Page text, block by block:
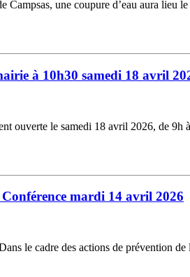
Campsas, une coupure d’eau aura
à 10h30 samedi 18 avril
ouverte le samedi 18 avril 2026, de
mardi 14 avril 2026
le cadre des actions de prévention